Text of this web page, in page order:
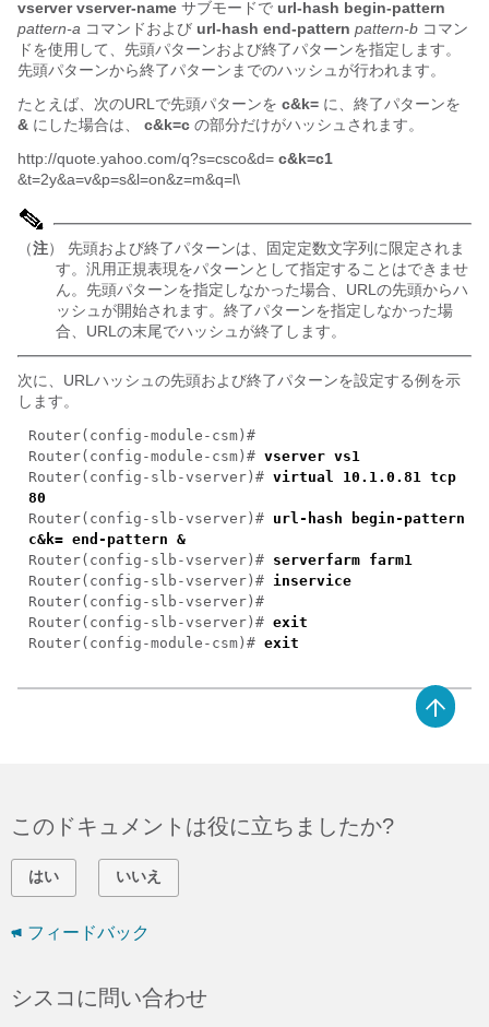
vserver vserver-name サブモードで url-hash begin-pattern
pattern-a コマンドおよび url-hash end-pattern pattern-b コマン
ドを使用して、先頭パターンおよび終了パターンを指定します。
先頭パターンから終了パターンまでのハッシュが行われます。
たとえば、次のURLで先頭パターンを c&k= に、終了パターンを
& にした場合は、 c&k=c の部分だけがハッシュされます。
http://quote.yahoo.com/q?s=csco&d= c&k=c1
&t=2y&a=v&p=s&l=on&z=m&q=l\
（注） 先頭および終了パターンは、固定定数文字列に限定されま
す。汎用正規表現をパターンとして指定することはできませ
ん。先頭パターンを指定しなかった場合、URLの先頭からハ
ッシュが開始されます。終了パターンを指定しなかった場
合、URLの末尾でハッシュが終了します。
次に、URLハッシュの先頭および終了パターンを設定する例を示
します。
Router(config-module-csm)#
Router(config-module-csm)# vserver vs1
Router(config-slb-vserver)# virtual 10.1.0.81 tcp
80
Router(config-slb-vserver)# url-hash begin-pattern
c&k= end-pattern &
Router(config-slb-vserver)# serverfarm farm1
Router(config-slb-vserver)# inservice
Router(config-slb-vserver)#
Router(config-slb-vserver)# exit
Router(config-module-csm)# exit
このドキュメントは役に立ちましたか?
はい いいえ
フィードバック
シスコに問い合わせ